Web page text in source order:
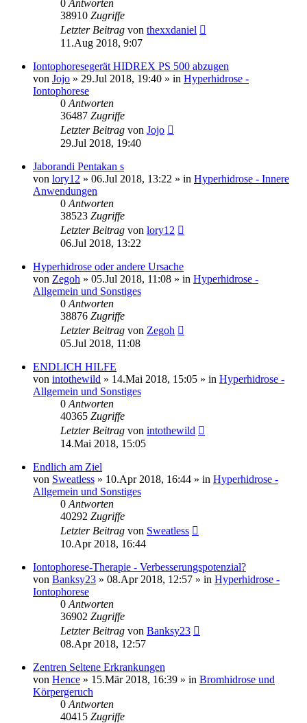
0 Antworten
38910 Zugriffe
Letzter Beitrag von thexxdaniel
11.Aug 2018, 9:07
Iontophoresegerät HIDREX PS 500 abzugen
von Jojo » 29.Jul 2018, 19:40 » in Hyperhidrose -
Iontophorese
0 Antworten
36487 Zugriffe
Letzter Beitrag von Jojo
29.Jul 2018, 19:40
Jaborandi Pentakan s
von lory12 » 06.Jul 2018, 13:22 » in Hyperhidrose - Innere
Anwendungen
0 Antworten
38523 Zugriffe
Letzter Beitrag von lory12
06.Jul 2018, 13:22
Hyperhidrose oder andere Ursache
von Zegoh » 05.Jul 2018, 11:08 » in Hyperhidrose -
Allgemein und Sonstiges
0 Antworten
38876 Zugriffe
Letzter Beitrag von Zegoh
05.Jul 2018, 11:08
ENDLICH HILFE
von intothewild » 14.Mai 2018, 15:05 » in Hyperhidrose -
Allgemein und Sonstiges
0 Antworten
40365 Zugriffe
Letzter Beitrag von intothewild
14.Mai 2018, 15:05
Endlich am Ziel
von Sweatless » 10.Apr 2018, 16:44 » in Hyperhidrose -
Allgemein und Sonstiges
0 Antworten
40292 Zugriffe
Letzter Beitrag von Sweatless
10.Apr 2018, 16:44
Iontophorese-Therapie - Verbesserungspotenzial?
von Banksy23 » 08.Apr 2018, 12:57 » in Hyperhidrose -
Iontophorese
0 Antworten
36902 Zugriffe
Letzter Beitrag von Banksy23
08.Apr 2018, 12:57
Zentren Seltene Erkrankungen
von Hence » 15.Mär 2018, 16:39 » in Bromhidrose und
Körpergeruch
0 Antworten
40415 Zugriffe